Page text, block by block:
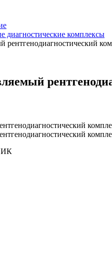
диагностические комплексы
рентгенодиагностический